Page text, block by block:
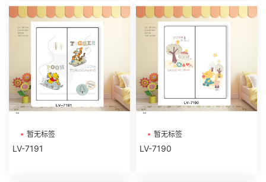
暂无标签
LV-7191
暂无标签
LV-7190